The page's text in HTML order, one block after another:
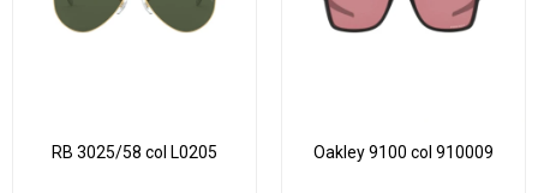
RB 3025/58 col L0205 Oakley 9100 col 910009